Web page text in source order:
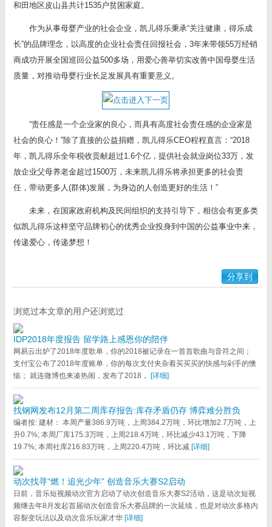
和田地区皮山县共计1535户贫困家庭。
作为从事母婴产业的社会企业，凯儿得乐秉承“关注健康，得乐成
长”的品牌理念，以高度的企业社会责任回报社会，3年来带领55万经销
商成功开展全国巡回公益500多场，用爱心善举切实改善中国母婴生活
质量，对推动母婴行业长足发展具有重要意义。
“责任感是一个企业家的良心，而具有高度社会责任感的企业家是
社会的良心！”除了直接的公益捐赠，凯儿得乐CEO程程直言：“2018
年，凯儿得乐全年税收贡献超过1.6个亿，提供社会就业岗位33万，发
放企业父母养老金超过1500万，未来凯儿得乐将承担更多的社会责
任，带动更多人(群体)发展，为身边的人创造更好的生活！”
未来，在国家政府机构及民间组织的支持引导下，相信会有更多类
似凯儿得乐这样坚守品牌初心的优秀企业投身到中国的公益事业中来，
传递爱心，传递梦想！
分享到
浏览过本文章的用户还浏览过
IDP2018年度报告 留学路上感恩你的陪伴
网易云出炉了2018年度歌单，你的2018被记录在一首首歌曲与音符之间；
支付宝公布了2018年度账单，你的每次支付夹杂着买买买的快感与剁手的懊
恼； 就连微博也来凑热闹，发布了2018， [详细]
找钢网发布12月第二周库存报告:库存矛盾仍存 博弈难分胜负
编者按: 建材： 本周产量386.9万吨，上周384.2万吨，环比增加2.7万吨，上
升0.7%; 本周厂库175.3万吨，上周218.4万吨，环比减少43.1万吨，下降
19.7%; 本周社库216.83万吨，上周220.4万吨，环比减 [详细]
动次找寻“燃！追光少年” 创造音乐大赛S2启动
日前，音乐短视频动次官方启动了动次创造音乐大赛S2活动，这是动次短视
频继去年8月发起首届动次创造音乐大赛品牌的一次延续，也是对动次多格内
容裂变玩法以及动次音乐玩家才华 [详细]